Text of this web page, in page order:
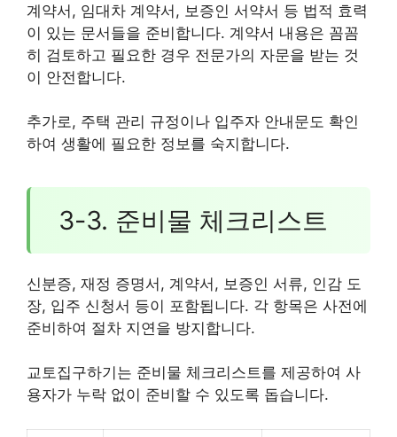
계약서, 임대차 계약서, 보증인 서약서 등 법적 효력
이 있는 문서들을 준비합니다. 계약서 내용은 꼼꼼
히 검토하고 필요한 경우 전문가의 자문을 받는 것
이 안전합니다.
추가로, 주택 관리 규정이나 입주자 안내문도 확인
하여 생활에 필요한 정보를 숙지합니다.
3-3. 준비물 체크리스트
신분증, 재정 증명서, 계약서, 보증인 서류, 인감 도
장, 입주 신청서 등이 포함됩니다. 각 항목은 사전에
준비하여 절차 지연을 방지합니다.
교토집구하기는 준비물 체크리스트를 제공하여 사
용자가 누락 없이 준비할 수 있도록 돕습니다.